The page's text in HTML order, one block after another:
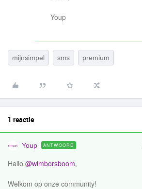
Youp
mijnsimpel sms premium
1 reactie
Youp ANTWOORD
Hallo @wimborsboom,
Welkom op onze community!